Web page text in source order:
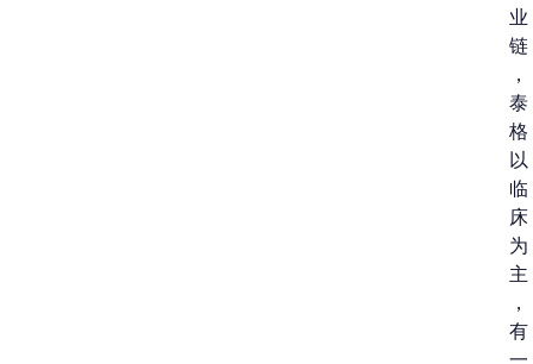
业
链
，
泰
格
以
临
床
为
主
，
有